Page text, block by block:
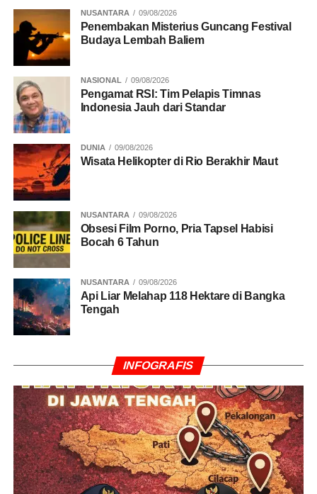
NUSANTARA 09/08/2026
Penembakan Misterius Guncang Festival
Budaya Lembah Baliem
NASIONAL 09/08/2026
Pengamat RSI: Tim Pelapis Timnas
Indonesia Jauh dari Standar
DUNIA 09/08/2026
Wisata Helikopter di Rio Berakhir Maut
NUSANTARA 09/08/2026
Obsesi Film Porno, Pria Tapsel Habisi
Bocah 6 Tahun
NUSANTARA 09/08/2026
Api Liar Melahap 118 Hektare di Bangka
Tengah
INFOGRAFIS